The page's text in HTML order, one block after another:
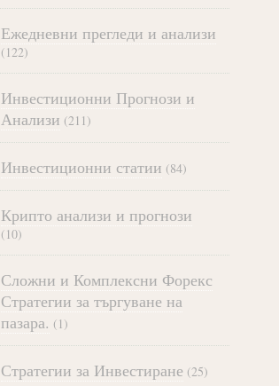
Ежедневни прегледи и анализи
(122)
Инвестиционни Прогнози и
Анализи (211)
Инвестиционни статии (84)
Крипто анализи и прогнози
(10)
Сложни и Комплексни Форекс
Стратегии за търгуване на
пазара. (1)
Стратегии за Инвестиране (25)